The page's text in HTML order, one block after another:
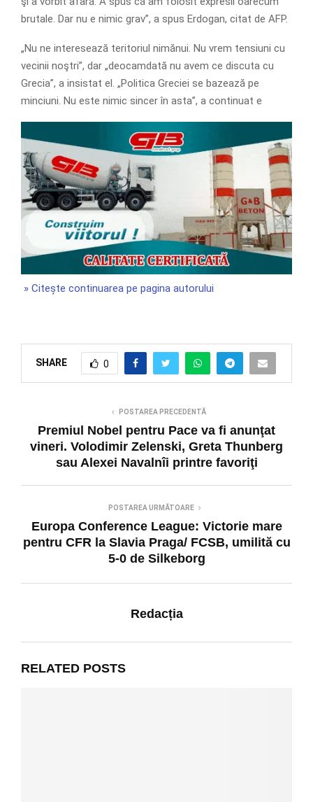
brutale. Dar nu e nimic grav”, a spus Erdogan, citat de AFP.
„Nu ne interesează teritoriul nimănui. Nu vrem tensiuni cu
vecinii noştri”, dar „deocamdată nu avem ce discuta cu
Grecia”, a insistat el. „Politica Greciei se bazează pe
minciuni. Nu este nimic sincer în asta”, a continuat e
» Citește continuarea pe pagina autorului
SHARE 0
POSTAREA PRECEDENTĂ
Premiul Nobel pentru Pace va fi anunţat
vineri. Volodimir Zelenski, Greta Thunberg
sau Alexei Navalnîi printre favoriţi
POSTAREA URMĂTOARE
Europa Conference League: Victorie mare
pentru CFR la Slavia Praga/ FCSB, umilită cu
5-0 de Silkeborg
Redacția
RELATED POSTS